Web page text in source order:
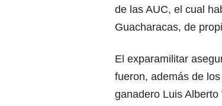
de las AUC, el cual
Guacharacas, de
El exparamilitar
fueron, además de
ganadero Luis